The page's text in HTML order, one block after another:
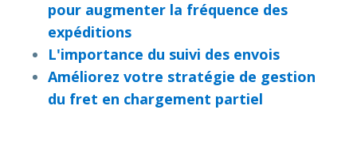
pour augmenter la fréquence des
expéditions
L'importance du suivi des envois
Améliorez votre stratégie de gestion
du fret en chargement partiel